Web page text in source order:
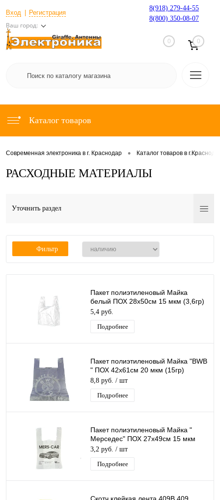
Вход Регистрация
Ваш город:
8(918) 279-44-55
8(800) 350-08-07
0 0
Каталог товаров
Современная электроника в г. Краснодар • Каталог товаров в
РАСХОДНЫЕ МАТЕРИАЛЫ
Уточнить раздел
Фильтр
Пакет полиэтиленовый Майка
белый ПОХ 28х50см 15 мкм (3,6гр)
1ШТ
5,4 руб.
Подробнее
Пакет полиэтиленовый Майка "BWB
" ПОХ 42х61см 20 мкм (15гр)
/50шт/750 шт*меш, 1ШТ.
8,8 руб. / шт
Подробнее
Пакет полиэтиленовый Майка "
Мерседес" ПОХ 27х49см 15 мкм
(10гр) /100шт/1000 шт*меш
3,2 руб. / шт
Подробнее